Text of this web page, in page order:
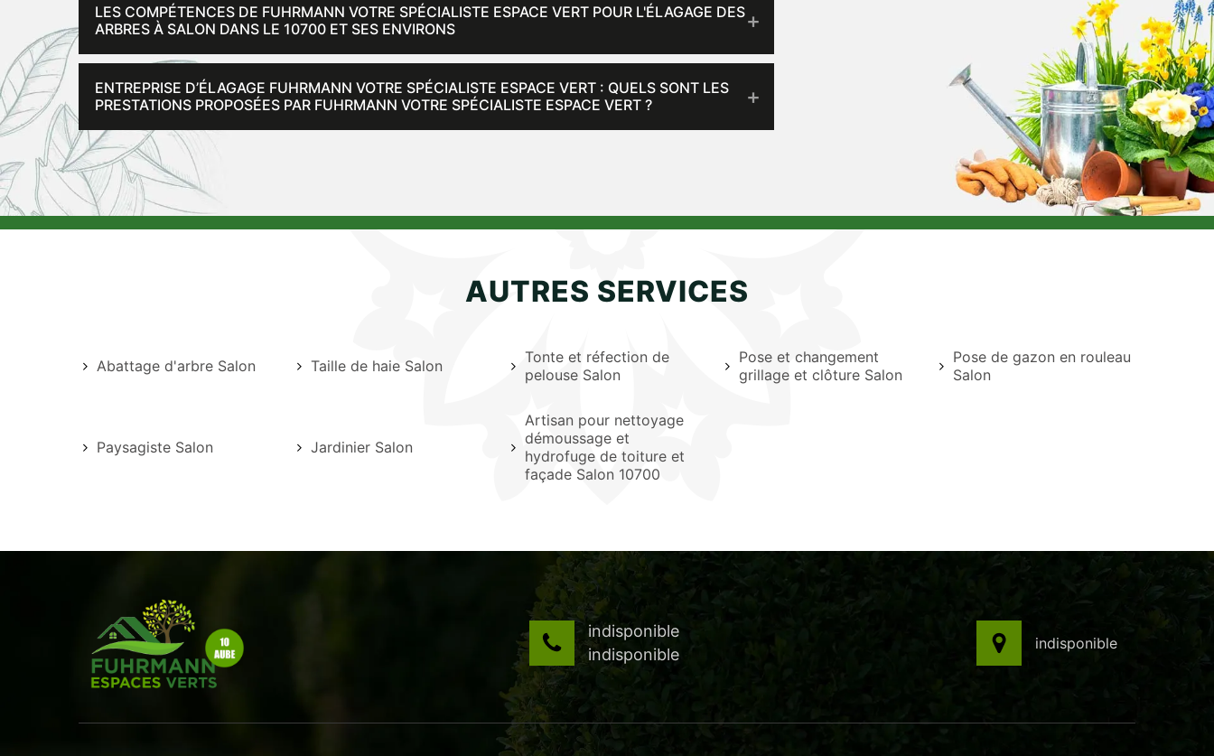
LES COMPÉTENCES DE FUHRMANN VOTRE SPÉCIALISTE ESPACE VERT POUR L'ÉLAGAGE DES
ARBRES À SALON DANS LE 10700 ET SES ENVIRONS
ENTREPRISE D’ÉLAGAGE FUHRMANN VOTRE SPÉCIALISTE ESPACE VERT : QUELS SONT LES
PRESTATIONS PROPOSÉES PAR FUHRMANN VOTRE SPÉCIALISTE ESPACE VERT ?
AUTRES SERVICES
Abattage d'arbre Salon Taille de haie Salon
Tonte et réfection de
pelouse Salon
Pose et changement
grillage et clôture Salon
Pose de gazon en rouleau
Salon
Paysagiste Salon Jardinier Salon
Artisan pour nettoyage
démoussage et
hydrofuge de toiture et
façade Salon 10700
indisponible
indisponible
indisponible